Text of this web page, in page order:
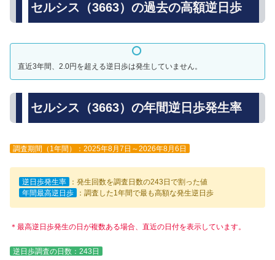
セルシス（3663）の過去の高額逆日歩
直近3年間、2.0円を超える逆日歩は発生していません。
セルシス（3663）の年間逆日歩発生率
調査期間（1年間）：2025年8月7日～2026年8月6日
逆日歩発生率
：発生回数を調査日数の243日で割った値
年間最高逆日歩
：調査した1年間で最も高額な発生逆日歩
＊最高逆日歩発生の日が複数ある場合、直近の日付を表示しています。
逆日歩調査の日数：243日